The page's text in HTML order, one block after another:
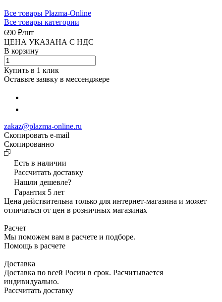
Все товары Plazma-Online
Все товары категории
690 ₽/шт
ЦЕНА УКАЗАНА С НДС
В корзину
Купить в 1 клик
Оставьте заявку в мессенджере
zakaz@plazma-online.ru
Скопировать e-mail
Cкопированно
Есть в наличии
Рассчитать доставку
Нашли дешевле?
Гарантия 5 лет
Цена действительна только для интернет-магазина и может
отличаться от цен в розничных магазинах
Расчет
Мы поможем вам в расчете и подборе.
Помощь в расчете
Доставка
Доставка по всей Росии в срок. Расчитывается
индивидуально.
Рассчитать доставку